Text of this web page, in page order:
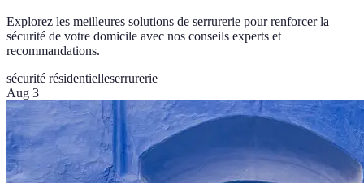
Explorez les meilleures solutions de serrurerie pour renforcer la
sécurité de votre domicile avec nos conseils experts et
recommandations.
sécurité résidentielleserrurerie
Aug 3